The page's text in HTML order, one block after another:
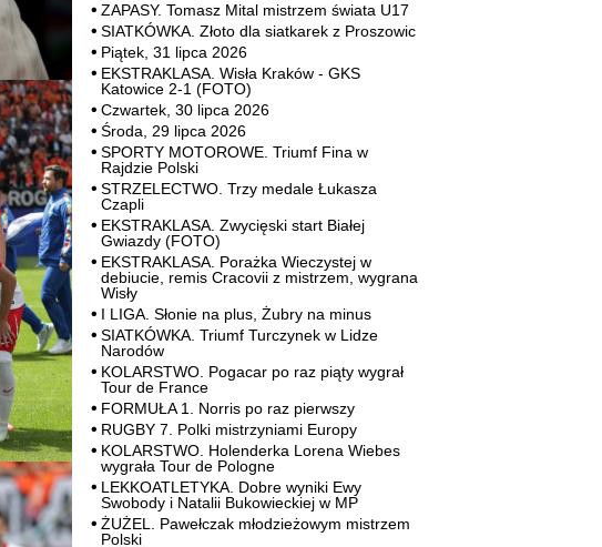
ZAPASY. Tomasz Mital mistrzem świata U17
SIATKÓWKA. Złoto dla siatkarek z Proszowic
Piątek, 31 lipca 2026
EKSTRAKLASA. Wisła Kraków - GKS
Katowice 2-1 (FOTO)
Czwartek, 30 lipca 2026
Środa, 29 lipca 2026
SPORTY MOTOROWE. Triumf Fina w
Rajdzie Polski
STRZELECTWO. Trzy medale Łukasza
Czapli
EKSTRAKLASA. Zwycięski start Białej
Gwiazdy (FOTO)
EKSTRAKLASA. Porażka Wieczystej w
debiucie, remis Cracovii z mistrzem, wygrana
Wisły
I LIGA. Słonie na plus, Żubry na minus
SIATKÓWKA. Triumf Turczynek w Lidze
Narodów
KOLARSTWO. Pogacar po raz piąty wygrał
Tour de France
FORMUŁA 1. Norris po raz pierwszy
RUGBY 7. Polki mistrzyniami Europy
KOLARSTWO. Holenderka Lorena Wiebes
wygrała Tour de Pologne
LEKKOATLETYKA. Dobre wyniki Ewy
Swobody i Natalii Bukowieckiej w MP
ŻUŻEL. Pawełczak młodzieżowym mistrzem
Polski